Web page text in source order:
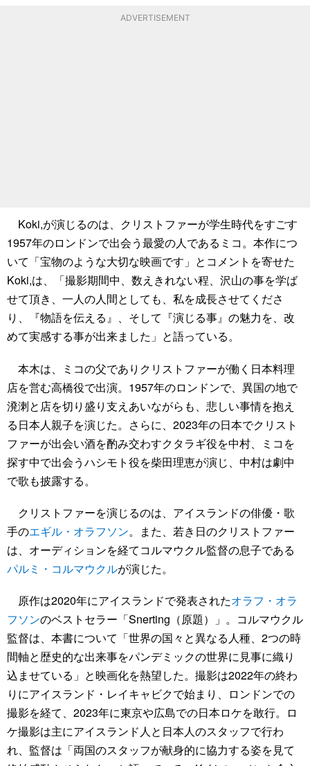
ADVERTISEMENT
Koki,が演じるのは、クリストファーが学生時代をすごす
1957年のロンドンで出会う最愛の人であるミコ。本作につ
いて「宝物のような大切な映画です」とコメントを寄せた
Koki,は、「撮影期間中、数えきれない程、沢山の事を学ば
せて頂き、一人の人間としても、私を成長させてくださ
り、『物語を伝える』、そして『演じる事』の魅力を、改
めて実感する事が出来ました」と語っている。
本木は、ミコの父でありクリストファーが働く日本料理
店を営む高橋役で出演。1957年のロンドンで、異国の地で
溌溂と店を切り盛り支えあいながらも、悲しい事情を抱え
る日本人親子を演じた。さらに、2023年の日本でクリスト
ファーが出会い酒を酌み交わすクタラギ役を中村、ミコを
探す中で出会うハシモト役を柴田理恵が演じ、中村は劇中
で歌も披露する。
クリストファーを演じるのは、アイスランドの俳優・歌
手のエギル・オラフソン。また、若き日のクリストファー
は、オーディションを経てコルマウクル監督の息子である
パルミ・コルマウクルが演じた。
原作は2020年にアイスランドで発表されたオラフ・オラ
フソンのベストセラー「Snerting（原題）」。コルマウクル
監督は、本書について「世界の国々と異なる人種、2つの時
間軸と歴史的な出来事をパンデミックの世界に見事に織り
込ませている」と映画化を熱望した。撮影は2022年の終わ
りにアイスランド・レイキャビクで始まり、ロンドンでの
撮影を経て、2023年に東京や広島での日本ロケを敢行。ロ
ケ撮影は主にアイスランド人と日本人のスタッフで行わ
れ、監督は「両国のスタッフが献身的に協力する姿を見て